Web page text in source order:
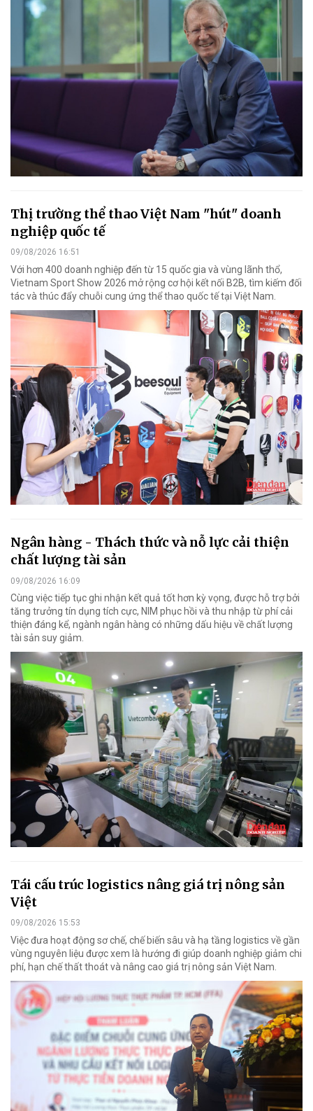
Thị trường thể thao Việt Nam "hút" doanh
nghiệp quốc tế
09/08/2026 16:51
Với hơn 400 doanh nghiệp đến từ 15 quốc gia và vùng lãnh thổ,
Vietnam Sport Show 2026 mở rộng cơ hội kết nối B2B, tìm kiếm đối
tác và thúc đẩy chuỗi cung ứng thể thao quốc tế tại Việt Nam.
Ngân hàng - Thách thức và nỗ lực cải thiện
chất lượng tài sản
09/08/2026 16:09
Cùng việc tiếp tục ghi nhận kết quả tốt hơn kỳ vọng, được hỗ trợ bởi
tăng trưởng tín dụng tích cực, NIM phục hồi và thu nhập từ phí cải
thiện đáng kể, ngành ngân hàng có những dấu hiệu về chất lượng
tài sản suy giảm.
Tái cấu trúc logistics nâng giá trị nông sản
Việt
09/08/2026 15:53
Việc đưa hoạt động sơ chế, chế biến sâu và hạ tầng logistics về gần
vùng nguyên liệu được xem là hướng đi giúp doanh nghiệp giảm chi
phí, hạn chế thất thoát và nâng cao giá trị nông sản Việt Nam.